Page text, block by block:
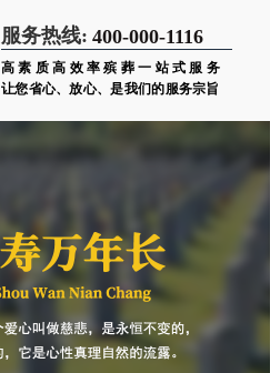
服务热线: 400-000-1116
高素质高效率殡葬一站式服务
让您省心、放心、是我们的服务宗旨